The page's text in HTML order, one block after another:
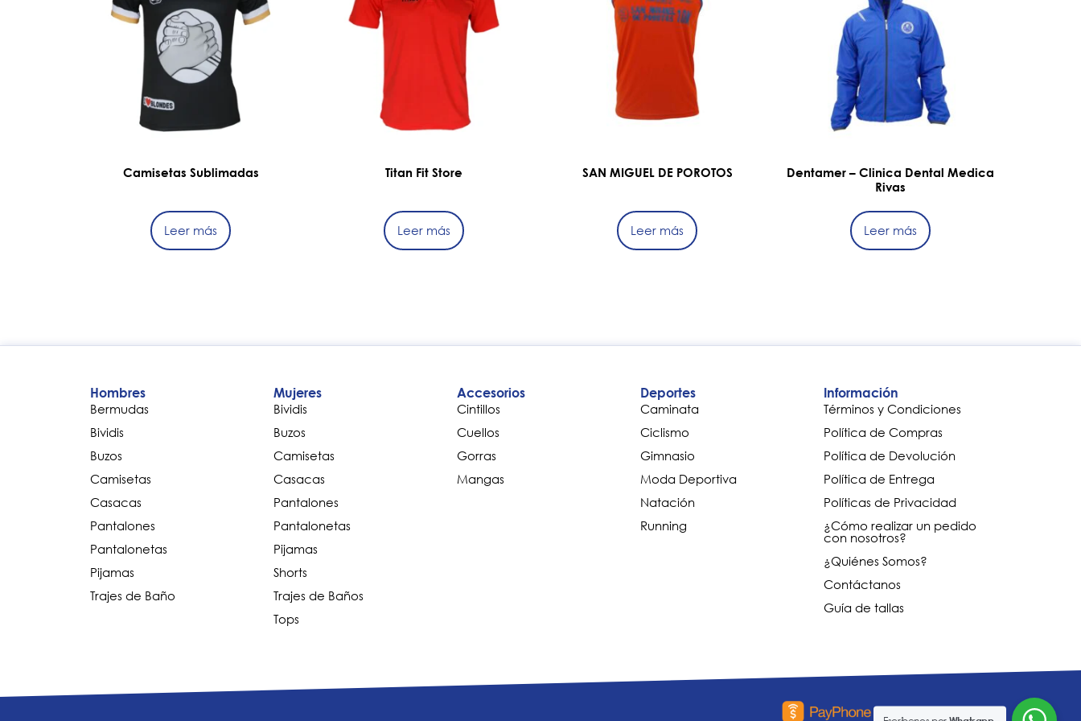
Camisetas Sublimadas
Leer más
Titan Fit Store
Leer más
SAN MIGUEL DE POROTOS
Leer más
Dentamer – Clinica Dental Medica
Rivas
Leer más
Hombres
Bermudas
Bividis
Buzos
Camisetas
Casacas
Pantalones
Pantalonetas
Pijamas
Trajes de Baño
Mujeres
Bividis
Buzos
Camisetas
Casacas
Pantalones
Pantalonetas
Pijamas
Shorts
Trajes de Baños
Tops
Accesorios
Cintillos
Cuellos
Gorras
Mangas
Deportes
Caminata
Ciclismo
Gimnasio
Moda Deportiva
Natación
Running
Información
Términos y Condiciones
Política de Compras
Política de Devolución
Política de Entrega
Políticas de Privacidad
¿Cómo realizar un pedido
con nosotros?
¿Quiénes Somos?
Contáctanos
Guía de tallas